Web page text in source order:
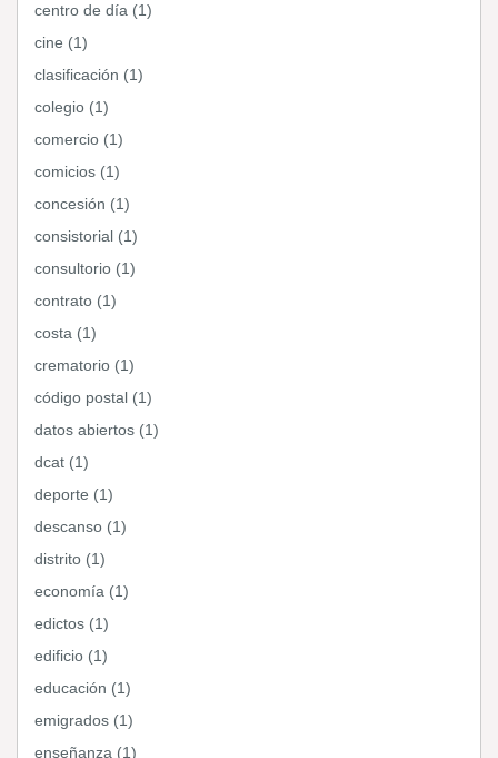
centro de día (1)
cine (1)
clasificación (1)
colegio (1)
comercio (1)
comicios (1)
concesión (1)
consistorial (1)
consultorio (1)
contrato (1)
costa (1)
crematorio (1)
código postal (1)
datos abiertos (1)
dcat (1)
deporte (1)
descanso (1)
distrito (1)
economía (1)
edictos (1)
edificio (1)
educación (1)
emigrados (1)
enseñanza (1)